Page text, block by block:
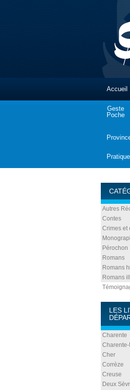
Accueil
Geste
Poche
Pratique
Autres
Contes
Crimes et
Pérochon
Romans
Romans
Romans
LES
Charente
Cher
Corrèze
Creuse
Deux